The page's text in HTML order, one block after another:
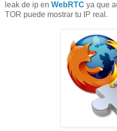
leak de ip en WebRTC ya que
TOR puede mostrar tu IP real.